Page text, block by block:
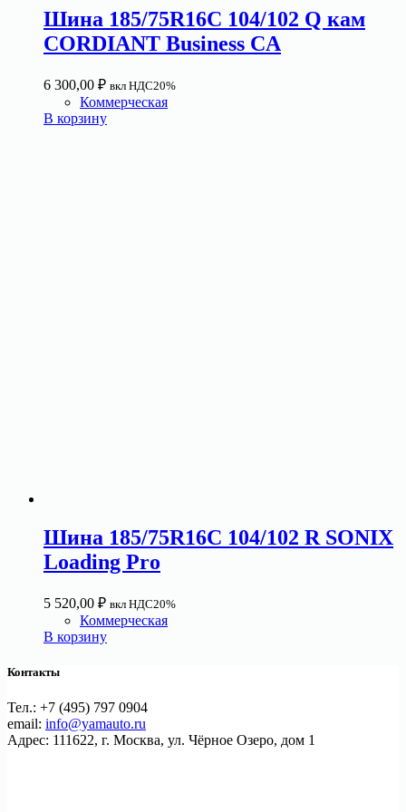
Шина 185/75R16C 104/102 Q кам
CORDIANT Business CA
6 300,00 ₽ вкл НДС20%
Коммерческая
В корзину
Шина 185/75R16C 104/102 R SONIX
Loading Pro
5 520,00 ₽ вкл НДС20%
Коммерческая
В корзину
Контакты
Тел.: +7 (495) 797 0904
email: info@yamauto.ru
Адрес: 111622, г. Москва, ул. Чёрное Озеро, дом 1